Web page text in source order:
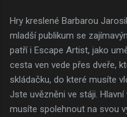
Hry kreslené Barbarou
mladší publikum se
patří i Escape Artist, jako
cesta ven vede přes dveře,
skládačku, do které musíte
Jste uvězněni ve stáji.
musíte spolehnout na svou